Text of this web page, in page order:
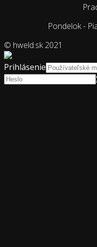
Pondelok -
© hweld.sk 2021
Prihlásenie